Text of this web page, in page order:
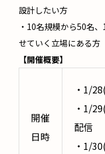
設計したい方
・10名規模から50名
せていく立場にある方
【開催概要】
開催
日時
・1/
・1/
配信
・1/